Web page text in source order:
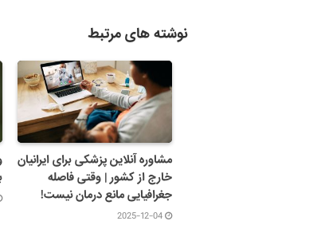
نوشته های مرتبط
مشاوره آنلاین پزشکی برای ایرانیان
خارج از کشور | وقتی فاصله
جغرافیایی مانع درمان نیست!
2025-12-04